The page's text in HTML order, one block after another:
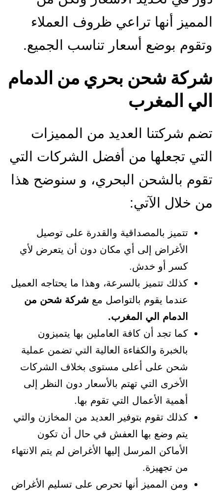
المميز أنها تراعي ظروف العملاء
وتقوم بوضع أسعار تناسب الجميع.
شركة شحن بحري من الدمام
الي المغرب
تضم شركتنا العديد من المميزات
التي تجعلها من أفضل الشركات التي
تقوم بالشحن البحري، و سنوضح هذا
من خلال الآتي:
تتميز بالمصداقية والقدرة على توصيل
الأغراض إلى أي مكان دون أن يتعرض لأي
كسر أو خدش.
كذلك تتميز بالسرعة، وهذا ما يحتاجه العميل
عندما يقوم بالتواصل مع شركة شحن من
الدمام الي المغرب.
كما تجد أن كافة العاملين بها يتميزون
بالخبرة والكفاءة العالية التي تضمن عملية
شحن على أعلى مستوى بخلاف الشركات
الأخرى التي تهتم بالأسعار دون النظر إلى
أهمية الأعمال التي تقوم بها.
كذلك تقوم بتوفير العديد من المخازن والتي
يتم وضع بها العفش في حال أن تكون
الأماكن المرسل إليها الأغراض لم يتم الانتهاء
من تجهيزة.
ومن المميز أنها تحرص على تسليم الأغراض